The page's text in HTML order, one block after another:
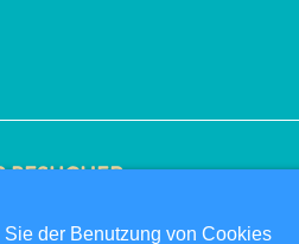
BESUCHER
der Benutzung von Cookies